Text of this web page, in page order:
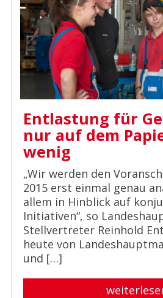
Entlastung für
nur auf dem
wenig
„Wir werden den
2015 erst einmal genau
allem in Hinblick auf
Initiativen“, so
Stellvertreter Reinhold
heute von
und […]